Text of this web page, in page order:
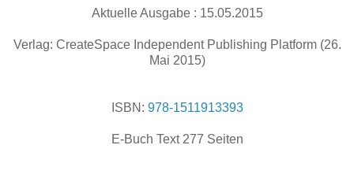
Aktuelle Ausgabe : 15.05.2015
Verlag: CreateSpace Independent Publishing Platform (26.
Mai 2015)
ISBN: 978-1511913393
E-Buch Text 277 Seiten